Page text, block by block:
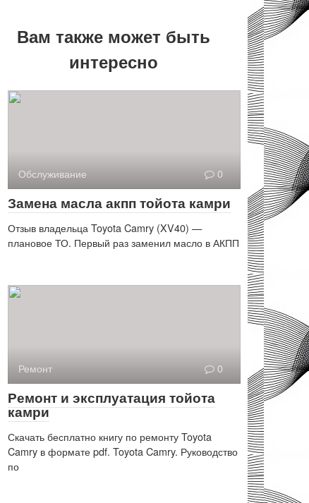
Вам также может быть
интересно
Обслуживание 0
Замена масла акпп тойота камри
Отзыв владельца Toyota Camry (XV40) —
плановое ТО. Первый раз заменил масло в АКПП
Ремонт 0
Ремонт и эксплуатация тойота
камри
Скачать бесплатно книгу по ремонту Toyota
Camry в формате pdf. Toyota Camry. Руководство
по